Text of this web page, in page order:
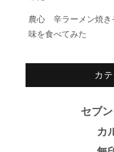
農心 辛ラーメン焼き
味を食べてみた
カ
セブ
カ